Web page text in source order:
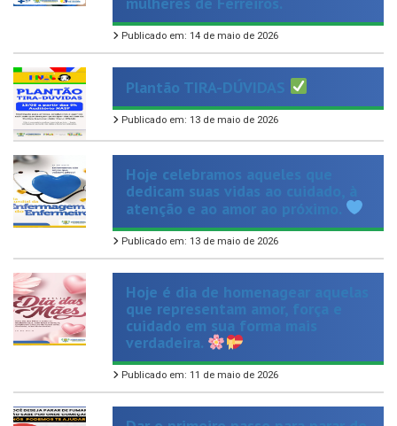
Publicado em: 14 de maio de 2026
Plantão TIRA-DÚVIDAS
Publicado em: 13 de maio de 2026
Hoje celebramos aqueles que
dedicam suas vidas ao cuidado, à
atenção e ao amor ao próximo.
Publicado em: 13 de maio de 2026
Hoje é dia de homenagear aquelas
que representam amor, força e
cuidado em sua forma mais
verdadeira.
Publicado em: 11 de maio de 2026
Dar o primeiro passo para parar de
fumar pode ser difícil, mas você